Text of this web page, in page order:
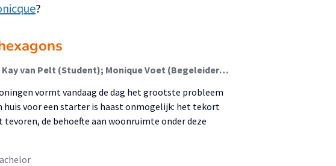
?
Sofie van den Nieuwenhof (Student); Kay van Pelt (Student); Monique Voet (Begeleider); Iwan Westerveen (Begeleider)
vormt vandaag de dag het grootste probleem
huis voor een starter is haast onmogelijk: het tekort
de behoefte aan woonruimte onder deze